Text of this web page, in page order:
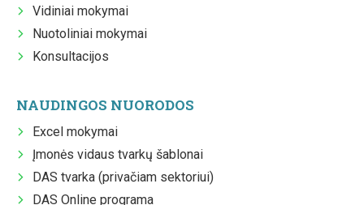
Vidiniai mokymai
Nuotoliniai mokymai
Konsultacijos
NAUDINGOS NUORODOS
Excel mokymai
Įmonės vidaus tvarkų šablonai
DAS tvarka (privačiam sektoriui)
DAS Online programa